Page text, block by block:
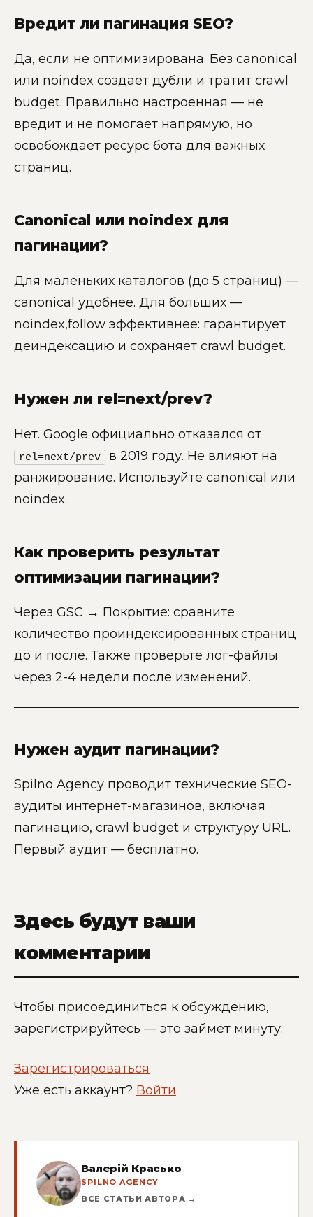
Вредит ли пагинация SEO?
Да, если не оптимизирована. Без canonical
или noindex создаёт дубли и тратит crawl
budget. Правильно настроенная — не
вредит и не помогает напрямую, но
освобождает ресурс бота для важных
страниц.
Canonical или noindex для
пагинации?
Для маленьких каталогов (до 5 страниц) —
canonical удобнее. Для больших —
noindex,follow эффективнее: гарантирует
деиндексацию и сохраняет crawl budget.
Нужен ли rel=next/prev?
Нет. Google официально отказался от
rel=next/prev
в 2019 году. Не влияют на
ранжирование. Используйте canonical или
noindex.
Как проверить результат
оптимизации пагинации?
Через GSC → Покрытие: сравните
количество проиндексированных страниц
до и после. Также проверьте лог-файлы
через 2-4 недели после изменений.
Нужен аудит пагинации?
Spilno Agency проводит технические SEO-
аудиты интернет-магазинов, включая
пагинацию, crawl budget и структуру URL.
Первый аудит — бесплатно.
Здесь будут ваши
комментарии
Чтобы присоединиться к обсуждению,
зарегистрируйтесь — это займёт минуту.
Зарегистрироваться
Уже есть аккаунт? Войти
Валерій Красько
SPILNO AGENCY
ВСЕ СТАТЬИ АВТОРА →